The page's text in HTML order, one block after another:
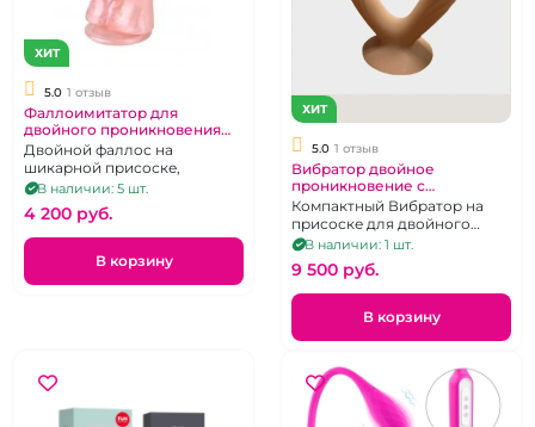
ХИТ
5.0 1 отзыв
Фаллоимитатор для
двойного проникновения
"Lola" Baroque Pearl розовый
с перлумутром
Двойной фаллос на
шикарной присоске,
В наличии: 5 шт.
4 200 pуб.
В корзину
ХИТ
5.0 1 отзыв
Вибратор двойное
проникновение с
беспроводным пультом
"Yunman"
Компактный Вибратор на
присоске для двойного
проникновения с д\у
В наличии: 1 шт.
9 500 pуб.
В корзину